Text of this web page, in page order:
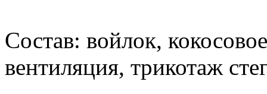
Состав: войлок,
вентиляция, трикотаж